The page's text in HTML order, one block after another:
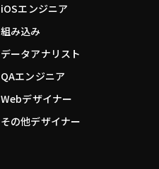
iOSエンジニア
組み込み
データアナリスト
QAエンジニア
Webデザイナー
その他デザイナー